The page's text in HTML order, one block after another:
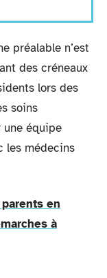
préalable n’est
des créneaux
lors des
soins
une équipe
les médecins
en
à